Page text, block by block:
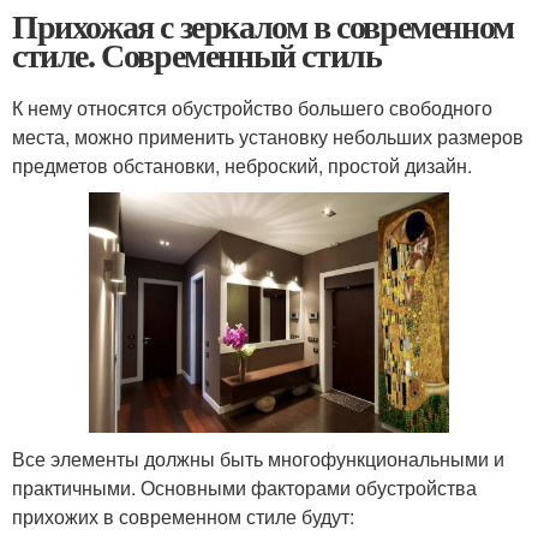
Прихожая с зеркалом в современном
стиле. Современный стиль
К нему относятся обустройство большего свободного
места, можно применить установку небольших размеров
предметов обстановки, неброский, простой дизайн.
Все элементы должны быть многофункциональными и
практичными. Основными факторами обустройства
прихожих в современном стиле будут: